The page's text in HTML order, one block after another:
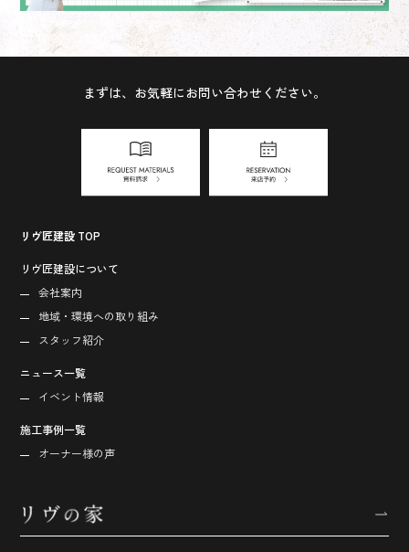
まずは、お気軽にお問い合わせください。
リヴ匠建設 TOP
リヴ匠建設について
会社案内
地域・環境への取り組み
スタッフ紹介
ニュース一覧
イベント情報
施工事例一覧
オーナー様の声